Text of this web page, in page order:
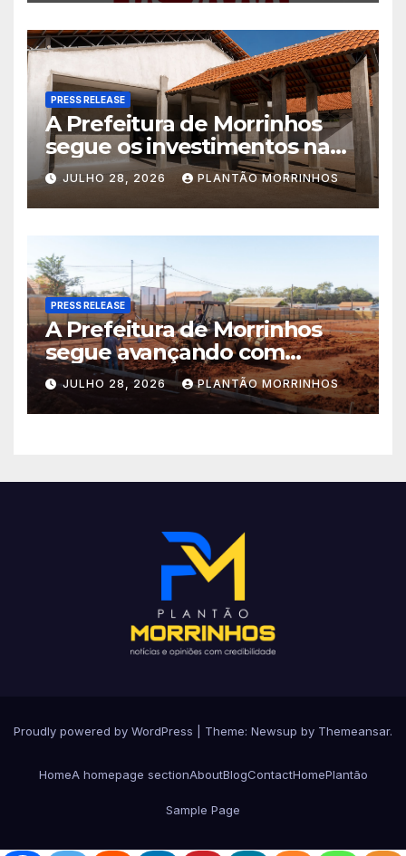
PRESS RELEASE
A Prefeitura de Morrinhos
segue os investimentos na
educação. A obra da Escola
Municipal Eudóxio de
Figueiredo avança em ritmo
acelerado e já ganha forma.
JULHO 28, 2026 PLANTÃO MORRINHOS
PRESS RELEASE
A Prefeitura de Morrinhos
segue avançando com
importantes investimentos
no Setor Arca de Noé.
JULHO 28, 2026 PLANTÃO MORRINHOS
Proudly powered by WordPress Theme: Newsup by Themeansar.
HomeA homepage sectionAboutBlogContactHomePlantão
Sample Page